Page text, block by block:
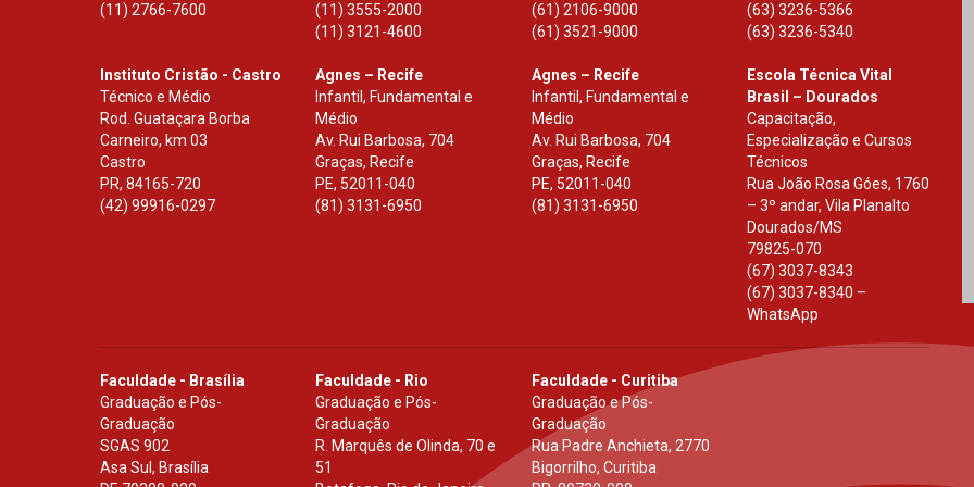
(11) 2766-7600
(11) 3555-2000
(11) 3121-4600
(61) 2106-9000
(61) 3521-9000
(63) 3236-5366
(63) 3236-5340
Instituto Cristão - Castro
Técnico e Médio
Rod. Guataçara Borba
Carneiro, km 03
Castro
PR, 84165-720
(42) 99916-0297
Agnes – Recife
Infantil, Fundamental e
Médio
Av. Rui Barbosa, 704
Graças, Recife
PE, 52011-040
(81) 3131-6950
Agnes – Recife
Infantil, Fundamental e
Médio
Av. Rui Barbosa, 704
Graças, Recife
PE, 52011-040
(81) 3131-6950
Escola Técnica Vital
Brasil – Dourados
Capacitação,
Especialização e Cursos
Técnicos
Rua João Rosa Góes, 1760
– 3º andar, Vila Planalto
Dourados/MS
79825-070
(67) 3037-8343
(67) 3037-8340 –
WhatsApp
Faculdade - Brasília
Graduação e Pós-
Graduação
SGAS 902
Asa Sul, Brasília
Faculdade - Rio
Graduação e Pós-
Graduação
R. Marquês de Olinda, 70 e
51
Faculdade - Curitiba
Graduação e Pós-
Graduação
Rua Padre Anchieta, 2770
Bigorrilho, Curitiba